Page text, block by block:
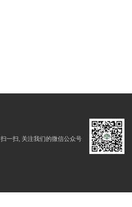
扫一扫, 关注我们的微信公众号